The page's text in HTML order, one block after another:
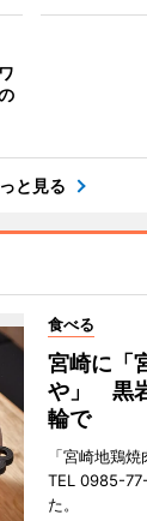
と見る
食べる
宮崎に「
や」 黒
輪で
「宮崎地鶏
TEL 0985-
た。